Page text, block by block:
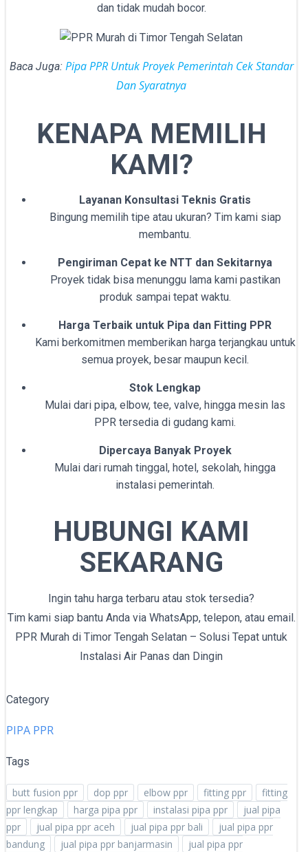
dan tidak mudah bocor.
Baca Juga: Pipa PPR Untuk Proyek Pemerintah Cek Standar
Dan Syaratnya
KENAPA MEMILIH
KAMI?
Layanan Konsultasi Teknis Gratis
Bingung memilih tipe atau ukuran? Tim kami siap
membantu.
Pengiriman Cepat ke NTT dan Sekitarnya
Proyek tidak bisa menunggu lama kami pastikan
produk sampai tepat waktu.
Harga Terbaik untuk Pipa dan Fitting PPR
Kami berkomitmen memberikan harga terjangkau untuk
semua proyek, besar maupun kecil.
Stok Lengkap
Mulai dari pipa, elbow, tee, valve, hingga mesin las
PPR tersedia di gudang kami.
Dipercaya Banyak Proyek
Mulai dari rumah tinggal, hotel, sekolah, hingga
instalasi pemerintah.
HUBUNGI KAMI
SEKARANG
Ingin tahu harga terbaru atau stok tersedia?
Tim kami siap bantu Anda via WhatsApp, telepon, atau email.
PPR Murah di Timor Tengah Selatan – Solusi Tepat untuk
Instalasi Air Panas dan Dingin
Category
PIPA PPR
Tags
butt fusion ppr dop ppr elbow ppr fitting ppr
fitting
ppr lengkap
harga pipa ppr instalasi pipa ppr
jual pipa
ppr
jual pipa ppr aceh jual pipa ppr bali
jual pipa ppr
bandung
jual pipa ppr banjarmasin
jual pipa ppr